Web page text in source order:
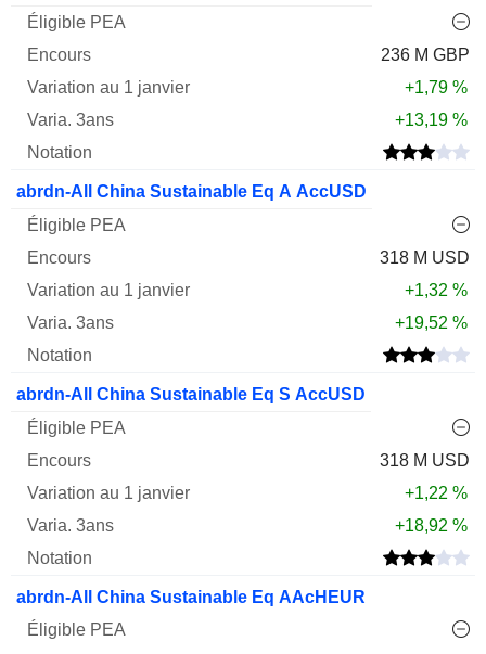
236 M GBP
+1,79 %
+13,19 %
abrdn-All China Sustainable Eq A AccUSD
318 M USD
+1,32 %
+19,52 %
abrdn-All China Sustainable Eq S AccUSD
318 M USD
+1,22 %
+18,92 %
abrdn-All China Sustainable Eq AAcHEUR